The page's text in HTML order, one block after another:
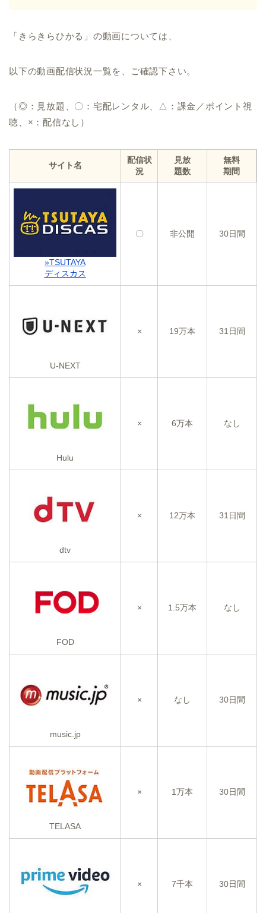
「きらきらひかる」の動画については、
以下の動画配信状況一覧を、ご確認下さい。
（◎：見放題、〇：宅配レンタル、△：課金／ポイント視
聴、×：配信なし）
サイト名
配信状
況
見放
題数
無料
期間
»TSUTAYA
ディスカス
〇 非公開 30日間
U-NEXT
× 19万本 31日間
Hulu
× 6万本 なし
dtv
× 12万本 31日間
FOD
× 1.5万本 なし
music.jp
× なし 30日間
TELASA
× 1万本 30日間
× 7千本 30日間